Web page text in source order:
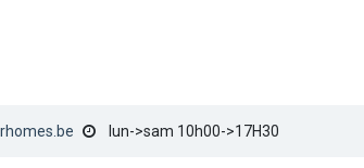
lun->sam 10h00->17H30